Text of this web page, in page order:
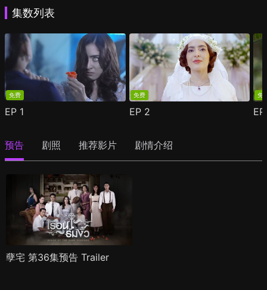
集数列表
免费
EP 1
免费
EP 2
免
预告 剧照 推荐影片 剧情介绍
孽宅 第36集预告 Trailer